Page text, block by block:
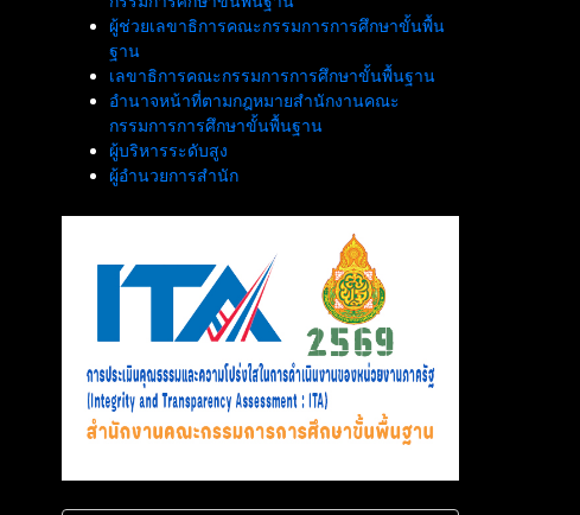
ผู้ช่วยเลขาธิการคณะกรรมการการศึกษาขั้นพื้น
ฐาน
เลขาธิการคณะกรรมการการศึกษาขั้นพื้นฐาน
อำนาจหน้าที่ตามกฎหมายสำนักงานคณะ
กรรมการการศึกษาขั้นพื้นฐาน
ผู้บริหารระดับสูง
ผู้อำนวยการสำนัก